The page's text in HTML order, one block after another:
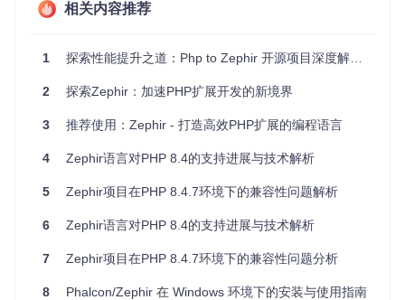
性能提升- 直接编译为C扩展，大幅度超越传统的PHP解
跨平台兼容- 支持多种操作系统，保证了部署的灵活性。
版本兼容性广
- 对多个PHP版本的支持，确保了项目的长
期可维护性。
易于集成与管理- 提供PECL安装方式，简化部署流程，甚
Zephir Parser不仅是技术的集大成者，更是PHP开发者迈向高
性能编程的桥梁。无论是专业的框架开发者，还是追求应用最
佳性能的工程师，Zephir Parser都是不容错过的选择。加入这
个日益壮大的社区，探索高性能PHP应用的新边界，你的下一
个突破性项目或许就从这里开始。让我们一起，用技术点亮未
相关内容推荐
1 探索性能提升之道：Php to Zephir 开源项目深度解析与推荐
2 探索Zephir：加速PHP扩展开发的新境界
3 推荐使用：Zephir - 打造高效PHP扩展的编程语言
4 Zephir语言对PHP 8.4的支持进展与技术解析
5 Zephir项目在PHP 8.4.7环境下的兼容性问题解析
6 Zephir语言对PHP 8.4的支持进展与技术解析
7 Zephir项目在PHP 8.4.7环境下的兼容性问题分析
8 Phalcon/Zephir 在 Windows 环境下的安装与使用指南